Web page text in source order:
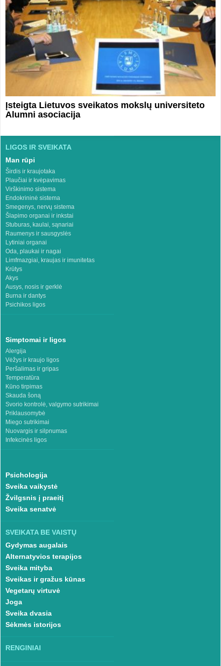
Įsteigta Lietuvos sveikatos mokslų universiteto
Alumni asociacija
LIGOS IR SVEIKATA
Man rūpi
Širdis ir kraujotaka
Plaučiai ir kvėpavimas
Virškinimo sistema
Endokrininė sistema
Smegenys, nervų sistema
Šlapimo organai ir inkstai
Stuburas, kaulai, sąnariai
Raumenys ir sausgyslės
Lytiniai organai
Oda, plaukai ir nagai
Limfmazgiai, kraujas ir imunitetas
Krūtys
Akys
Ausys, nosis ir gerklė
Burna ir dantys
Psichikos ligos
Simptomai ir ligos
Alergija
Vėžys ir kraujo ligos
Peršalimas ir gripas
Temperatūra
Kūno tirpimas
Skauda šoną
Svorio kontrolė, valgymo sutrikimai
Priklausomybė
Miego sutrikimai
Nuovargis ir silpnumas
Infekcinės ligos
Psichologija
Sveika vaikystė
Žvilgsnis į praeitį
Sveika senatvė
SVEIKATA BE VAISTŲ
Gydymas augalais
Alternatyvios terapijos
Sveika mityba
Sveikas ir gražus kūnas
Vegetarų virtuvė
Joga
Sveika dvasia
Sėkmės istorijos
RENGINIAI